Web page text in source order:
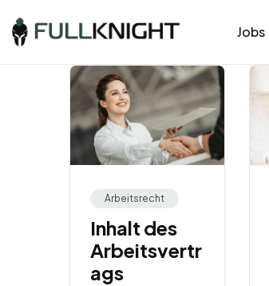
Jobs
Arbeitsrecht
Inhalt des
Arbeitsvertr
ags